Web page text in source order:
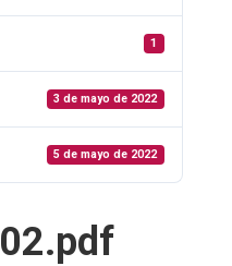
1
3 de mayo de 2022
5 de mayo de 2022